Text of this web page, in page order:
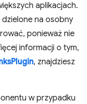
aplikacjach.
na osobny
ponieważ nie
informacji o tym,
, znajdziesz
w przypadku